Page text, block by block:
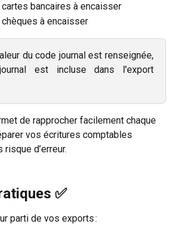
bancaires à encaisser
à encaisser
du code journal est renseignée,
est incluse dans l'export
de rapprocher facilement chaque
vos écritures comptables
d’erreur.
✅
parti de vos exports :